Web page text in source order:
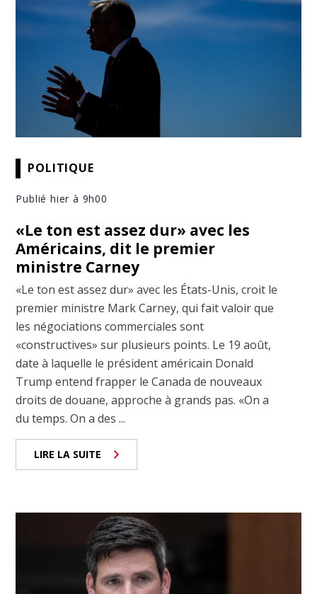
POLITIQUE
Publié hier à 9h00
«Le ton est assez dur» avec les
Américains, dit le premier
ministre Carney
«Le ton est assez dur» avec les États-Unis, croit le
premier ministre Mark Carney, qui fait valoir que
les négociations commerciales sont
«constructives» sur plusieurs points. Le 19 août,
date à laquelle le président américain Donald
Trump entend frapper le Canada de nouveaux
droits de douane, approche à grands pas. «On a
du temps. On a des ...
LIRE LA SUITE